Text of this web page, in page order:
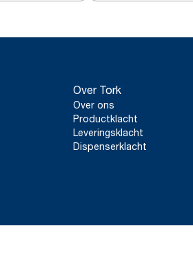
Over Tork
Over ons
Productklacht
Leveringsklacht
Dispenserklacht